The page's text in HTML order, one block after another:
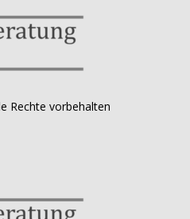
Rechte vorbehalten